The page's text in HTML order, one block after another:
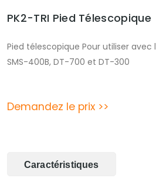
PK2-TRI Pied Télescopique
Pied télescopique Pour utiliser avec
SMS-400B, DT-700 et DT-300
Demandez le prix >>
Caractéristiques